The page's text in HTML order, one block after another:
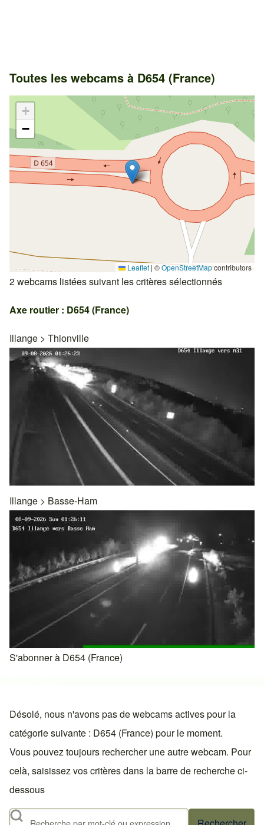
Toutes les webcams à D654 (France)
+
−
Leaflet | ©OpenStreetMapcontributors
2 webcams listées suivant les critères sélectionnés
Axe routier : D654 (France)
Illange > Thionville
Illange > Basse-Ham
S'abonner à D654 (France)
Désolé, nous n'avons pas de webcams actives pour la
catégorie suivante : D654 (France) pour le moment.
Vous pouvez toujours rechercher une autre webcam. Pour
celà, saisissez vos critères dans la barre de recherche ci-
dessous
Rechercher